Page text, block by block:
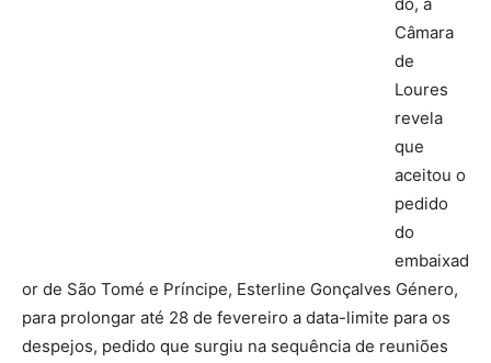
Câmara
de
Loures
revela
que
aceitou o
pedido
do
embaixad
or de São Tomé e Príncipe, Esterline Gonçalves Género,
para prolongar até 28 de fevereiro a data-limite para os
despejos, pedido que surgiu na sequência de reuniões